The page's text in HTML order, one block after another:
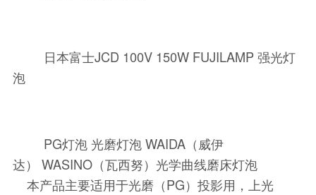
日本富士JCD 100V 150W FUJILAMP 强光灯
泡
PG灯泡 光磨灯泡 WAIDA（威伊
达） WASINO（瓦西努）光学曲线磨床灯泡
本产品主要适用于光磨（PG）投影用，上光